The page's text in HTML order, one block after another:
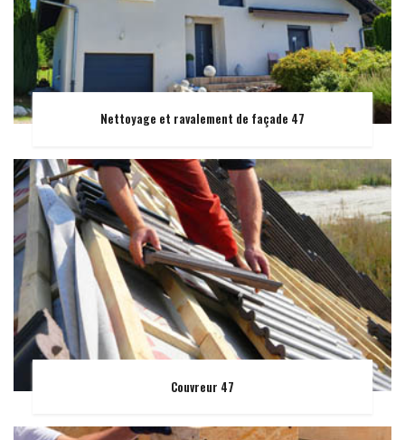
Nettoyage et ravalement de façade 47
Couvreur 47